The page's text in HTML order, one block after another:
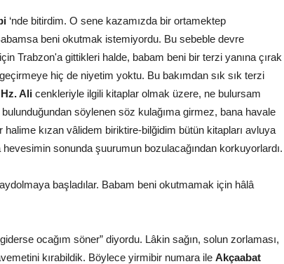
‘nde bitirdim. O sene kazamızda bir ortamektep
beni okutmak istemiyordu. Bu sebeble devre
Trabzon'a gittikleri halde, babam beni bir terzi yanına çırak
hiç de niyetim yoktu. Bu bakımdan sık sık terzi
Hz. Ali cenkleriyle ilgili kitaplar olmak üzere, ne bulursam
söylenen söz kulağıma girmez, bana havale
kızan vâlidem biriktire-bilğidim bütün kitapları avluya
sonunda şuurumun bozulacağından korkuyorlardı.
başladılar. Babam beni okutmamak için hâlâ
ocağım söner” diyordu. Lâkin sağın, solun zorlaması,
kırabildik. Böylece yirmibir numara ile Akçaabat